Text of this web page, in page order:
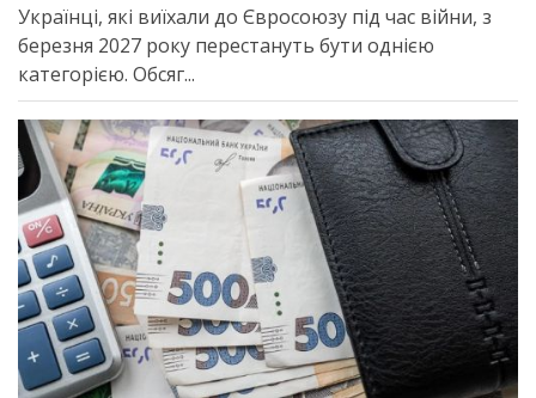
Українці, які виїхали до Євросоюзу під час війни, з
березня 2027 року перестануть бути однією
категорією. Обсяг...